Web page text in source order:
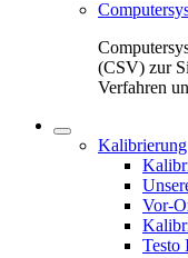
(CSV) zur
Verfahren
Kalibrierung
Vor-
Testo